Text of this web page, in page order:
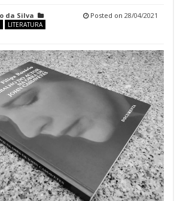
da Silva
LITERATURA
Posted on 28/04/2021